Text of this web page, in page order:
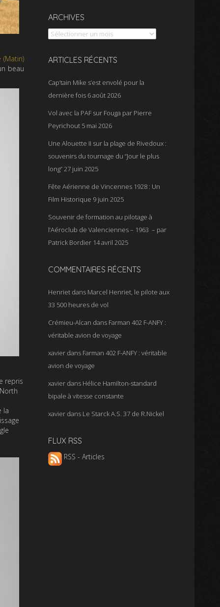
beau
repris
la
ARCHIVES
Archives
ARTICLES RÉCENTS
Cap’tain Mike s’est envolé pour la
dernière fois 6 août 2026
Vol avec la PAF sur Fouga par Pierre
Peyrichout 5 mai 2026
Une Alouette II sur la plage de Rivedoux :
souvenirs du tournage du “Jour le plus
long”27 juin 2025
Fête Aérienne de Vincennes 1928 : Un
Film Historique 9 juin 2025
Souvenir de formation au pilotage à
l’Aéroclub de Valenciennes – 1963 – par
Patrick Bordier 14 avril 2025
COMMENTAIRES RÉCENTS
Henriet dans Marcel Henriet, le pilote aux
33 500 heures de vol
Crémieu-Alcan dans Farman 402 F-ANFY :
véritable avion de voyage
xavier dans Farman 402 F-ANFY : véritable
avion de voyage
xavier dans Hélice Hamilton-standard
bipale à vitesse constante
xavier dans Le Starck A.S. 37 de R.Nickel
FLUX RSS
RSS - Articles